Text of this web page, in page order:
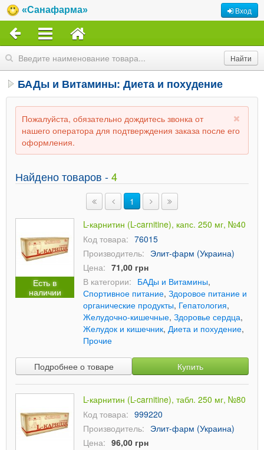
«Санафарма» Вход
БАДы и Витамины: Диета и похудение
Пожалуйста, обязательно дождитесь звонка от
нашего оператора для подтверждения заказа после его
оформления.
Найдено товаров -4
1
Есть в
наличии
L-карнитин (L-carnitine), капс. 250 мг, №40
Код товара: 76015
Производитель: Элит-фарм (Украина)
Цена: 71,00 грн
В категории: БАДы и Витамины,
Спортивное питание, Здоровое питание и
органические продукты, Гепатология,
Желудочно-кишечные, Здоровье сердца,
Желудок и кишечник, Диета и похудение,
Прочие
Подробнее о товаре Купить
L-карнитин (L-carnitine), табл. 250 мг, №80
Код товара: 999220
Производитель: Элит-фарм (Украина)
Цена: 96,00 грн